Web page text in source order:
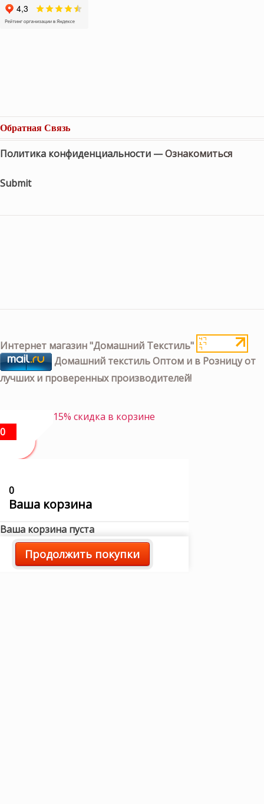
Обратная Связь
Политика конфиденциальности —Ознакомиться
Submit
Интернет магазин "Домашний Текстиль"
Домашний текстиль Оптом и в Розницу от
лучших и проверенных производителей!
15% скидка в корзине
0
0
Ваша корзина
Ваша корзина пуста
Продолжить покупки